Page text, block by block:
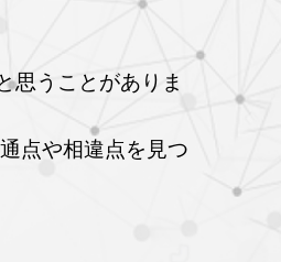
思うことがありま
点や相違点を見つ